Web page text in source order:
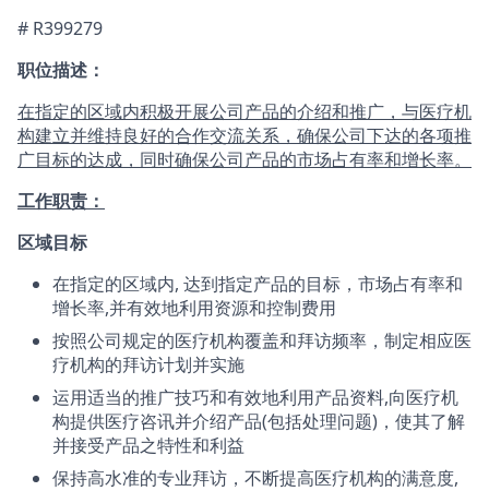
# R399279
职位描述：
在指定的区域内积极开展公司产品的介绍和推广，与医疗机
构建立并维持良好的合作交流关系，确保公司下达的各项推
广目标的达成，同时确保公司产品的市场占有率和增长率。
工作职责：
区域目标
在指定的区域内, 达到指定产品的目标，市场占有率和
增长率,并有效地利用资源和控制费用
按照公司规定的医疗机构覆盖和拜访频率，制定相应医
疗机构的拜访计划并实施
运用适当的推广技巧和有效地利用产品资料,向医疗机
构提供医疗咨讯并介绍产品(包括处理问题)，使其了解
并接受产品之特性和利益
保持高水准的专业拜访，不断提高医疗机构的满意度,